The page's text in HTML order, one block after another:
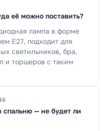
её можно поставить?
лампа в форме
E27, подходит для
светильников, бра,
и торшеров с таким
спальню — не будет ли